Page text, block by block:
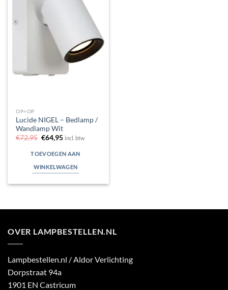
OP=OP
Lucide NIGEL – Bedlamp /
Wandlamp Wit
€72,95 Oorspronkelijke
prijs
was:
€72,95.
€64,95Huidige
is:
€64,95.
incl. btw
TOEVOEGEN AAN
WINKELWAGEN
OVER LAMPBESTELLEN.NL
Lampbestellen.nl / Aldor Verlichting
Dorpstraat 94a
1901 EN Castricum